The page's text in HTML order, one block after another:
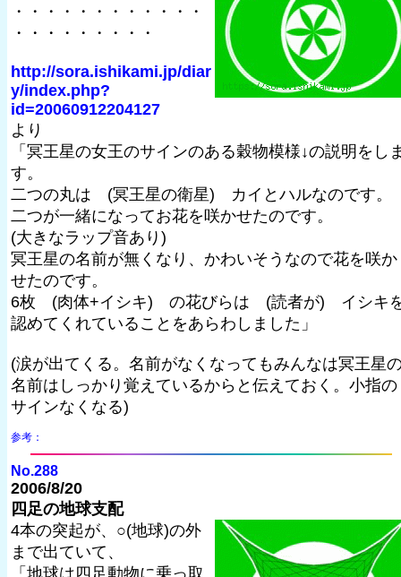
・・・・・・・・・・・・
・・・・・・・・・
http://sora.ishikami.jp/diar
y/index.php?
id=20060912204127
より
「冥王星の女王のサインのある穀物模様↓の説明をし
す。
二つの丸は (冥王星の衛星) カイとハルなのです。
二つが一緒になってお花を咲かせたのです。
(大きなラップ音あり)
冥王星の名前が無くなり、かわいそうなので花を咲か
せたのです。
6枚 (肉体+イシキ) の花びらは (読者が) イシキ
認めてくれていることをあらわしました」
(涙が出てくる。名前がなくなってもみんなは冥王星
名前はしっかり覚えているからと伝えておく。小指の
サインなくなる)
参考：
No.288
2006/8/20
四足の地球支配
4本の突起が、○(地球)の外
まで出ていて、
「地球は四足動物に乗っ取